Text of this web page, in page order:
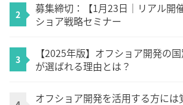
2
募集締切：【1月23日｜リアル開
ショア戦略セミナー
3
【2025年版】オフショア開発の
が選ばれる理由とは？
オフショア開発を活用する方には